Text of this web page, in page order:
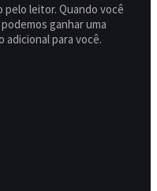
leitor. Quando você
ganhar uma
adicional para você.